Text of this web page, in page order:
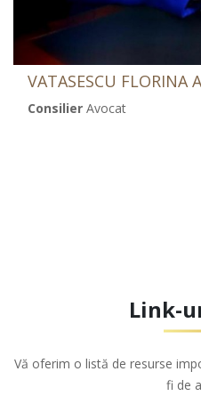
VATASESCU FLORINA
Consilier Avocat
Link-
Vă oferim o listă de resurse
fi de